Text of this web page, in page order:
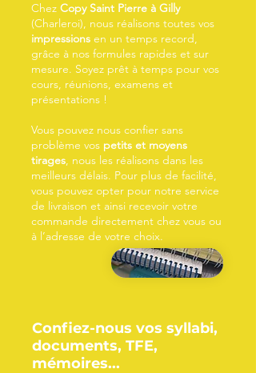
Chez Copy Saint Pierre à Gilly
(Charleroi), nous réalisons toutes vos
impressions en un temps record,
grâce à nos formules rapides et sur
mesure. Soyez prêt à temps pour vos
cours, réunions, examens et
présentations !
Vous pouvez nous confier sans
problème vos petits et moyens
tirages, nous les réalisons dans les
meilleurs délais. Pour plus de facilité,
vous pouvez opter pour notre service
de livraison et ainsi recevoir votre
commande directement chez vous ou
à l’adresse de votre choix.
Confiez-nous vos syllabi,
documents, TFE,
mémoires...